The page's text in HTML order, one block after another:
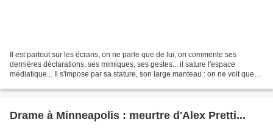
Il est partout sur les écrans, on ne parle que de lui, on commente ses
dernières déclarations, ses mimiques, ses gestes... il sature l'espace
médiatique... Il s'impose par sa stature, son large manteau : on ne voit que
Drame à Minneapolis : meurtre d'Alex Pretti...